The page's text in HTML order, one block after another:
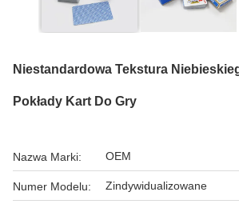
Niestandardowa Tekstura
Pokłady Kart Do Gry
Nazwa Marki: OEM
Numer Modelu: Zindywidualizowane